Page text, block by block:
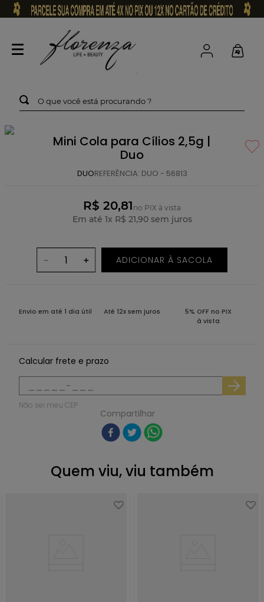
O que você está procurando ?
Mini Cola para Cílios 2,5g |
Duo
DUOREFERÊNCIA: DUO - 56813
R$ 20,81 no PIX à vista
Em até 1x R$ 21,90sem juros
＋
－ ADICIONAR À SACOLA
Envio em até 1 dia útil Até 12x sem juros
5% OFF no PIX
à vista
Calcular frete e prazo
Não sei meu CEP
Compartilhar
Quem viu, viu também